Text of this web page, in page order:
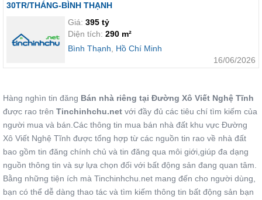
30TR/THÁNG-BÌNH THẠNH
Giá: 395 tỷ
Diện tích: 290 m²
Bình Thạnh
Hồ Chí Minh
16/06/2026
Hàng nghìn tin đăng Bán nhà riêng tại Đường Xô Viết Nghệ Tĩnh
được rao trên Tinchinhchu.net với đầy đủ các tiêu chí tìm kiếm của
người mua và bán.Các thông tin mua bán nhà đất khu vực Đường
Xô Viết Nghệ Tĩnh được tổng hợp từ các nguồn tin rao về nhà đất
bao gồm tin đăng chính chủ và tin đăng qua môi giới,giúp đa dạng
nguồn thông tin và sự lựa chọn đối với bất động sản đang quan tâm.
Bằng những tiện ích mà Tinchinhchu.net mang đến cho người dùng,
bạn có thể dễ dàng thao tác và tìm kiếm thông tin bất động sản bạn